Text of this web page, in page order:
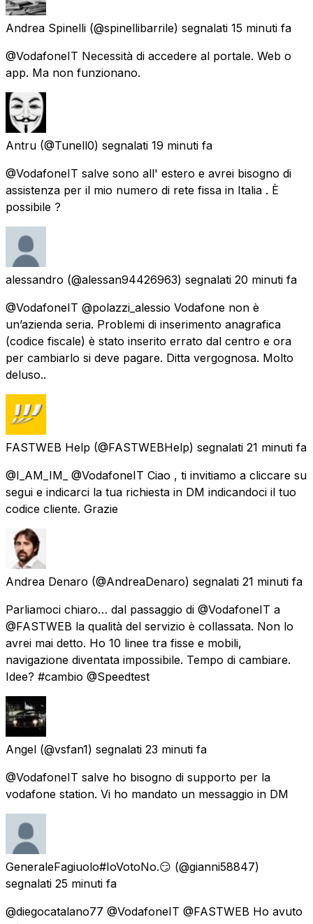
Andrea Spinelli (@spinellibarrile) segnalati 15 minuti fa
@VodafoneIT Necessità di accedere al portale. Web o
app. Ma non funzionano.
Antru (@Tunell0) segnalati 19 minuti fa
@VodafoneIT salve sono all' estero e avrei bisogno di
assistenza per il mio numero di rete fissa in Italia . È
possibile ?
alessandro (@alessan94426963) segnalati 20 minuti fa
@VodafoneIT @polazzi_alessio Vodafone non è
un’azienda seria. Problemi di inserimento anagrafica
(codice fiscale) è stato inserito errato dal centro e ora
per cambiarlo si deve pagare. Ditta vergognosa. Molto
deluso..
FASTWEB Help (@FASTWEBHelp) segnalati 21 minuti fa
@I_AM_IM_ @VodafoneIT Ciao , ti invitiamo a cliccare su
segui e indicarci la tua richiesta in DM indicandoci il tuo
codice cliente. Grazie
Andrea Denaro (@AndreaDenaro) segnalati 21 minuti fa
Parliamoci chiaro… dal passaggio di @VodafoneIT a
@FASTWEB la qualità del servizio è collassata. Non lo
avrei mai detto. Ho 10 linee tra fisse e mobili,
navigazione diventata impossibile. Tempo di cambiare.
Idee? #cambio @Speedtest
Angel (@vsfan1) segnalati 23 minuti fa
@VodafoneIT salve ho bisogno di supporto per la
vodafone station. Vi ho mandato un messaggio in DM
GeneraleFagiuolo#IoVotoNo.😏 (@gianni58847)
segnalati 25 minuti fa
@diegocatalano77 @VodafoneIT @FASTWEB Ho avuto